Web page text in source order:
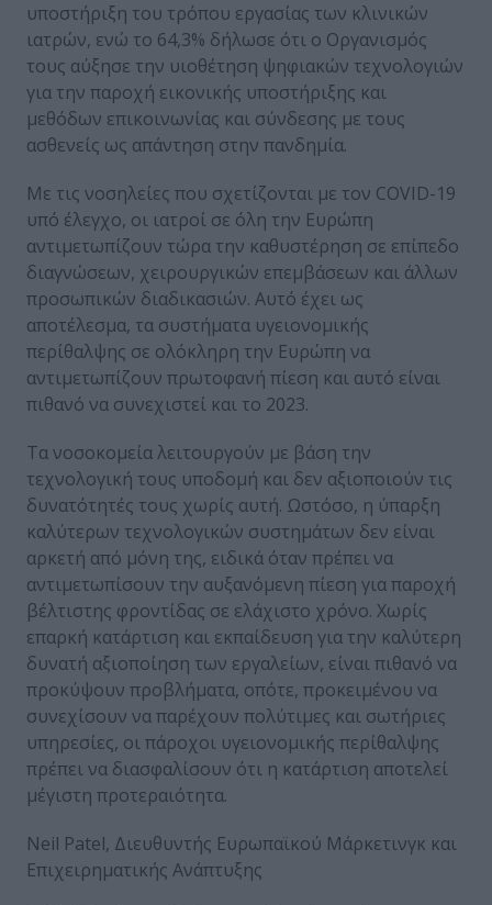
υποστήριξη του τρόπου εργασίας των κλινικών
ιατρών, ενώ το 64,3% δήλωσε ότι ο Οργανισμός
τους αύξησε την υιοθέτηση ψηφιακών τεχνολογιών
για την παροχή εικονικής υποστήριξης και
μεθόδων επικοινωνίας και σύνδεσης με τους
ασθενείς ως απάντηση στην πανδημία.
Με τις νοσηλείες που σχετίζονται με τον COVID-19
υπό έλεγχο, οι ιατροί σε όλη την Ευρώπη
αντιμετωπίζουν τώρα την καθυστέρηση σε επίπεδο
διαγνώσεων, χειρουργικών επεμβάσεων και άλλων
προσωπικών διαδικασιών. Αυτό έχει ως
αποτέλεσμα, τα συστήματα υγειονομικής
περίθαλψης σε ολόκληρη την Ευρώπη να
αντιμετωπίζουν πρωτοφανή πίεση και αυτό είναι
πιθανό να συνεχιστεί και το 2023.
Τα νοσοκομεία λειτουργούν με βάση την
τεχνολογική τους υποδομή και δεν αξιοποιούν τις
δυνατότητές τους χωρίς αυτή. Ωστόσο, η ύπαρξη
καλύτερων τεχνολογικών συστημάτων δεν είναι
αρκετή από μόνη της, ειδικά όταν πρέπει να
αντιμετωπίσουν την αυξανόμενη πίεση για παροχή
βέλτιστης φροντίδας σε ελάχιστο χρόνο. Χωρίς
επαρκή κατάρτιση και εκπαίδευση για την καλύτερη
δυνατή αξιοποίηση των εργαλείων, είναι πιθανό να
προκύψουν προβλήματα, οπότε, προκειμένου να
συνεχίσουν να παρέχουν πολύτιμες και σωτήριες
υπηρεσίες, οι πάροχοι υγειονομικής περίθαλψης
πρέπει να διασφαλίσουν ότι η κατάρτιση αποτελεί
μέγιστη προτεραιότητα.
Neil Patel, Διευθυντής Ευρωπαϊκού Μάρκετινγκ και
Επιχειρηματικής Ανάπτυξης